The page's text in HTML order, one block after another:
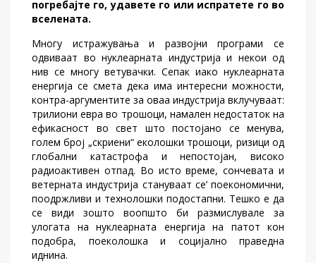
погребајте го, удавете го или испратете го во
вселената.
Многу истражувања и развојни програми се
одвиваат во нуклеарната индустрија и некои од
нив се многу ветувачки. Сепак иако нуклеарната
енергија се смета дека има интересни можности,
контра-аргументите за оваа индустрија вклучуваат:
трилиони евра во трошоци, намален недостаток на
ефикасност во свет што постојано се менува,
голем број „скриени“ еколошки трошоци, ризици од
глобални катастрофа и непостојан, високо
радиоактивен отпад. Во исто време, сончевата и
ветерната индустрија стануваат сe’ поекономични,
поодржливи и технолошки подостапни. Тешко е да
се види зошто воопшто би размислувале за
улогата на нуклеарната енергија на патот кон
подобра, поеколошка и социјално праведна
иднина.